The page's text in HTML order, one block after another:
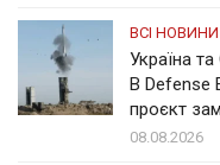
ВСІ НОВИНИ
Україна
В Defense
проєкт
08.08.2026